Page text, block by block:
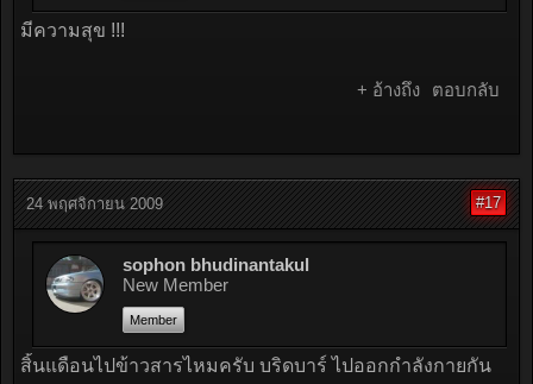
มีความสุข !!!
+ อ้างถึง ตอบกลับ
24 พฤศจิกายน 2009 #17
sophon bhudinantakul
New Member
Member
สิ้นแดือนไปข้าวสารไหมครับ บริดบาร์ ไปออกกำลังกายกัน